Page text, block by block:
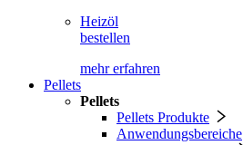
Heizöl
bestellen
mehr erfahren
Pellets
Pellets
Pellets Produkte
Anwendungsbereiche